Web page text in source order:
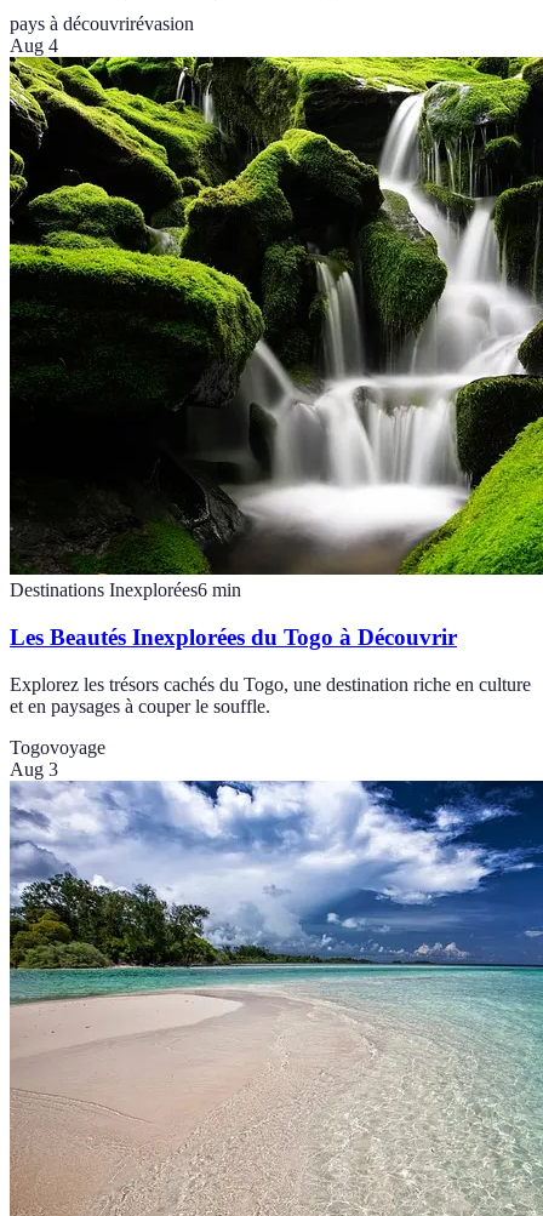
pays à découvrirévasion
Aug 4
Destinations Inexplorées6 min
Les Beautés Inexplorées du Togo à Découvrir
Explorez les trésors cachés du Togo, une destination riche en culture
et en paysages à couper le souffle.
Togovoyage
Aug 3